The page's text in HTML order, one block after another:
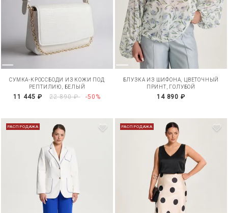
СУМКА-КРОССБОДИ ИЗ КОЖИ ПОД
РЕПТИЛИЮ, БЕЛЫЙ
11 445 ₽ 22 890 ₽ -50%
БЛУЗКА ИЗ ШИФОНА, ЦВЕТОЧНЫЙ
ПРИНТ, ГОЛУБОЙ
14 890 ₽
РАСПРОДАЖА РАСПРОДАЖА